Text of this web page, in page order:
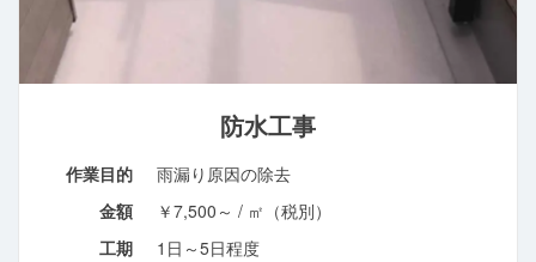
防水工事
作業目的
雨漏り原因の除去
金額
￥7,500～ / ㎡（税別）
工期
1日～5日程度